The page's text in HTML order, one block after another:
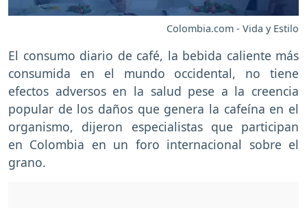
Colombia.com - Vida y Estilo
El consumo diario de café, la bebida caliente más
consumida en el mundo occidental, no tiene
efectos adversos en la salud pese a la creencia
popular de los daños que genera la cafeína en el
organismo, dijeron especialistas que participan
en Colombia en un foro internacional sobre el
grano.